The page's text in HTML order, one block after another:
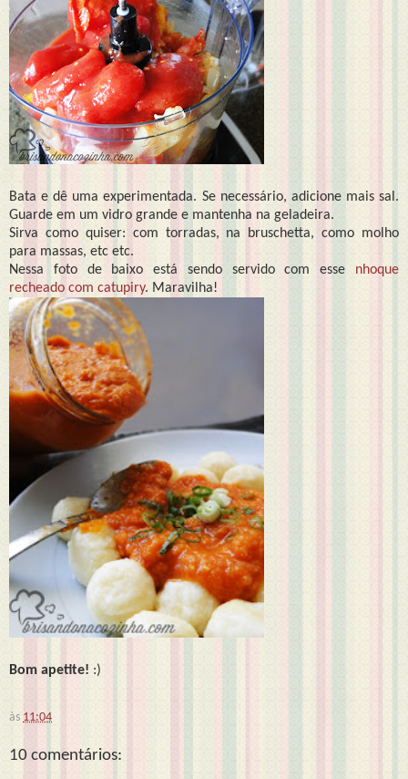
Bata e dê uma experimentada. Se necessário, adicione mais sal.
Guarde em um vidro grande e mantenha na geladeira.
Sirva como quiser: com torradas, na bruschetta, como molho
para massas, etc etc.
Nessa foto de baixo está sendo servido com esse nhoque
recheado com catupiry. Maravilha!
Bom apetite! :)
às 11:04
10 comentários: